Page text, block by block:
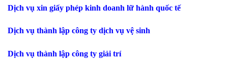
Dịch vụ xin giấy phép kinh doanh lữ hành quốc tế
Dịch vụ thành lập công ty dịch vụ vệ sinh
Dịch vụ thành lập công ty giải trí